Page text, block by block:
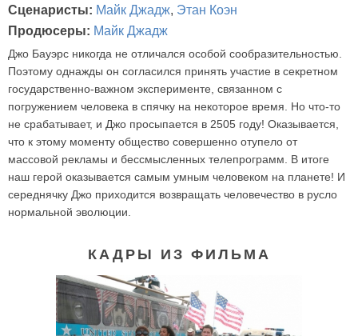
Сценаристы: Майк Джадж, Этан Коэн
Продюсеры: Майк Джадж
Джо Бауэрс никогда не отличался особой сообразительностью.
Поэтому однажды он согласился принять участие в секретном
государственно-важном эксперименте, связанном с
погружением человека в спячку на некоторое время. Но что-то
не срабатывает, и Джо просыпается в 2505 году! Оказывается,
что к этому моменту общество совершенно отупело от
массовой рекламы и бессмысленных телепрограмм. В итоге
наш герой оказывается самым умным человеком на планете! И
середнячку Джо приходится возвращать человечество в русло
нормальной эволюции.
КАДРЫ ИЗ ФИЛЬМА